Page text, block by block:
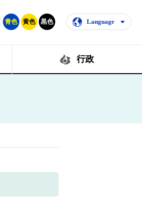
青色 黄色 黒色 Language
行政